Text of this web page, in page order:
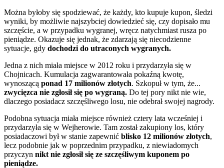
Można byłoby się spodziewać, że każdy, kto kupuje kupon, śledzi
wyniki, by możliwie najszybciej dowiedzieć się, czy dopisało mu
szczęście, a w przypadku wygranej, wręcz natychmiast rusza po
pieniądze. Okazuje się jednak, że zdarzają się niecodzienne
sytuacje, gdy dochodzi do utraconych wygranych.
Jedna z nich miała miejsce w 2012 roku i przydarzyła się w
Chojnicach. Kumulacja zagwarantowała pokaźną kwotę,
wynoszącą ponad 17 milionów złotych. Szkopuł w tym, że...
zwycięzca nie zgłosił się po wygraną. Do tej pory nikt nie wie,
dlaczego posiadacz szczęśliwego losu, nie odebrał swojej nagrody.
Podobna sytuacja miała miejsce również cztery lata wcześniej i
przydarzyła się w Wejherowie. Tam został zakupiony los, który
posiadaczowi był w stanie zapewnić blisko 12 milionów złotych,
lecz podobnie jak w poprzednim przypadku, z niewiadomych
przyczyn nikt nie zgłosił się ze szczęśliwym kuponem po
pieniądze.